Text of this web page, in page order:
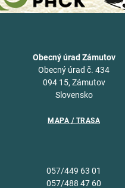
Obecný úrad Zámutov
Obecný úrad č. 434
094 15, Zámutov
Slovensko
MAPA / TRASA
057/449 63 01
057/488 47 60